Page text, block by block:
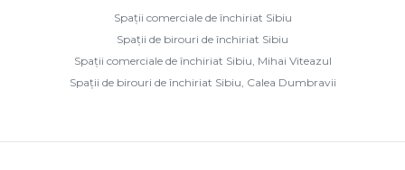
Spații comerciale de închiriat Sibiu
Spații de birouri de închiriat Sibiu
Spații comerciale de închiriat Sibiu, Mihai Viteazul
Spații de birouri de închiriat Sibiu, Calea Dumbravii